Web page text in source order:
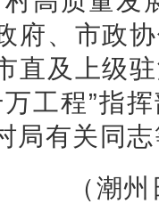
府、市政
直及上级
工程”指
局有关同
（潮